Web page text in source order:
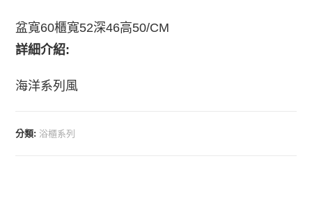
盆寬60櫃寬52深46高50/CM
詳細介紹:
海洋系列風
分類: 浴櫃系列